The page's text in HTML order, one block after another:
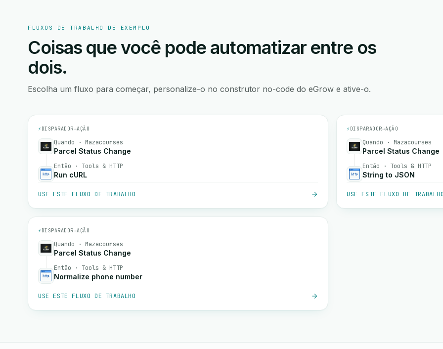
FLUXOS DE TRABALHO DE EXEMPLO
Coisas que você pode automatizar entre os
dois.
Escolha um fluxo para começar, personalize-o no construtor no-code do eGrow e ative-o.
⚡ DISPARADOR→AÇÃO
Quando · Mazacourses
Parcel Status Change
Então · Tools & HTTP
Run cURL
USE ESTE FLUXO DE TRABALHO
⚡ DISPARADOR→AÇÃO
Quando · Mazacourses
Parcel Status Change
Então · Tools & HTTP
String to JSON
USE ESTE FLUXO DE
⚡ DISPARADOR→AÇÃO
Quando · Mazacourses
Parcel Status Change
Então · Tools & HTTP
Normalize phone number
USE ESTE FLUXO DE TRABALHO